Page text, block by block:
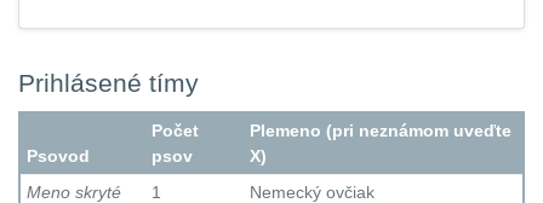
Prihlásené tímy
Psovod
Počet
psov
Plemeno (pri neznámom uveďte
X)
Meno skryté
1 Nemecký ovčiak